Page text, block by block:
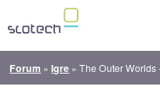
Forum »Igre »The Outer Worlds